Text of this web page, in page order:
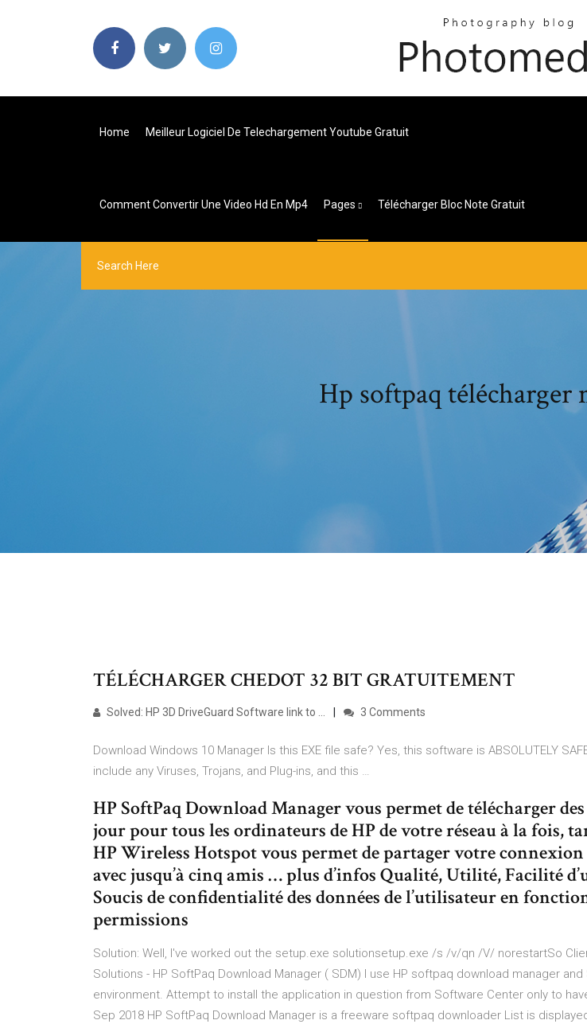
Home Meilleur Logiciel De Telechargement Youtube Gratuit
Comment Convertir Une Video Hd En Mp4 Pages Télécharger Bloc Note Gratuit
Hp softpaq télécharger
TÉLÉCHARGER CHEDOT 32 BIT GRATUITEMENT
Solved: HP 3D DriveGuard Software link to … 3 Comments
Download Windows 10 Manager Is this EXE file safe? Yes, this software is ABSOLUTELY
include any Viruses, Trojans, and Plug-ins, and this …
HP SoftPaq Download Manager vous permet de télécharger des
jour pour tous les ordinateurs de HP de votre réseau à la fois,
HP Wireless Hotspot vous permet de partager votre
avec jusqu’à cinq amis … plus d’infos Qualité, Utilité, Facilité
Soucis de confidentialité des données de l’utilisateur en
permissions
Solution: Well, I've worked out the setup.exe solutionsetup.exe /s /v/qn /V/ norestartSo
Solutions - HP SoftPaq Download Manager ( SDM) I use HP softpaq download manager and
environment. Attempt to install the application in question from Software Center only to
Sep 2018 HP SoftPaq Download Manager is a freeware softpaq downloader List is